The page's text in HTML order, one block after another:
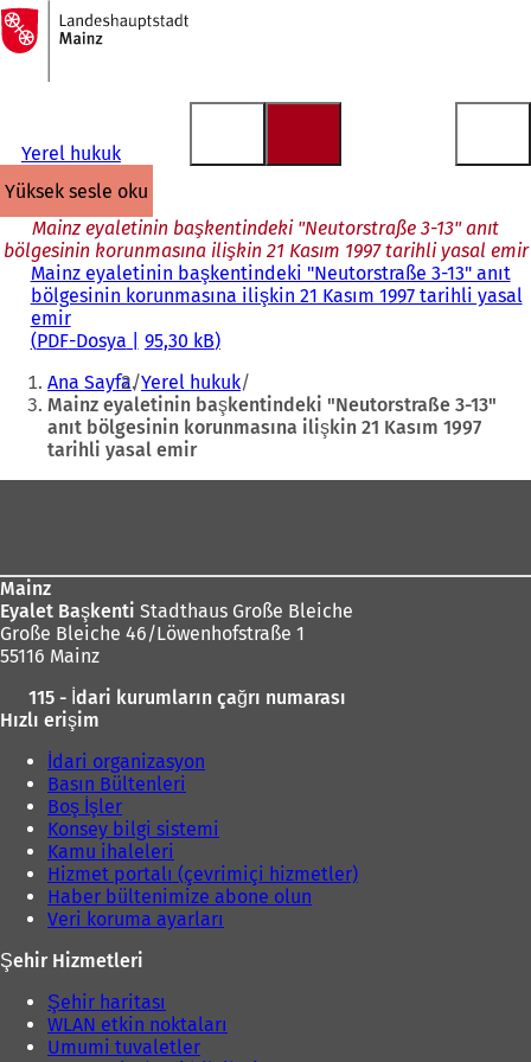
İçeriğe atla
Ana
sayfaya
Yerel hukuk
yüksek sesle oku
Mainz eyaletinin başkentindeki "Neutorstraße 3-13" anıt
bölgesinin korunmasına ilişkin 21 Kasım 1997 tarihli yasal emir
Mainz eyaletinin başkentindeki "Neutorstraße 3-13" anıt
bölgesinin korunmasına ilişkin 21 Kasım 1997 tarihli yasal
emir
PDF-Dosya 95,30 kB
Buradasınız:
Ana Sayfa Yerel hukuk
Mainz eyaletinin başkentindeki "Neutorstraße 3-13"
anıt bölgesinin korunmasına ilişkin 21 Kasım 1997
tarihli yasal emir
Mainz
Eyalet Başkenti Stadthaus Große Bleiche
Große Bleiche 46/Löwenhofstraße 1
55116 Mainz
115 - İdari kurumların çağrı numarası
Hızlı erişim
İdari organizasyon
Basın Bültenleri
Boş İşler
Konsey bilgi sistemi
Kamu ihaleleri
Hizmet portalı (çevrimiçi hizmetler)
Haber bültenimize abone olun
Veri koruma ayarları
Şehir Hizmetleri
Şehir haritası
WLAN etkin noktaları
Umumi tuvaletler